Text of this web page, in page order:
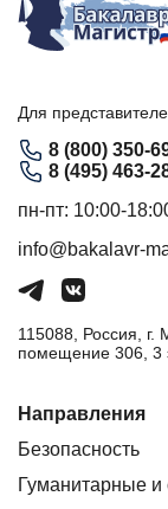
Для
8 (800) 350-
8 (495) 463-
пн-пт: 10:00-
info@bakalavr-
115088, Россия,
помещение 306, 3
Направления
Безопасность
Гуманитарные и